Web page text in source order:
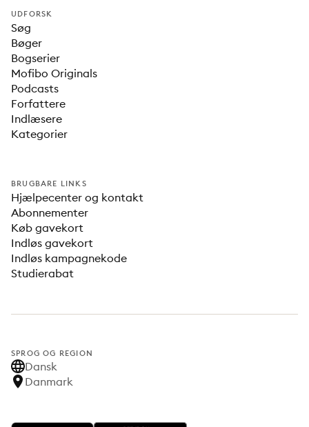
UDFORSK
Søg
Bøger
Bogserier
Mofibo Originals
Podcasts
Forfattere
Indlæsere
Kategorier
BRUGBARE LINKS
Hjælpecenter og kontakt
Abonnementer
Køb gavekort
Indløs gavekort
Indløs kampagnekode
Studierabat
SPROG OG REGION
Dansk
Danmark